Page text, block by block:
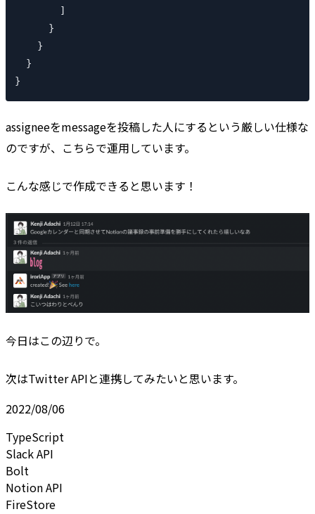
        ]
      }
    }
  }
}
assigneeをmessageを投稿した人にするという厳しい仕様な
のですが、こちらで運用しています。
こんな感じで作成できると思います！
今日はこの辺りで。
次はTwitter APIと連携してみたいと思います。
2022/08/06
TypeScript
Slack API
Bolt
Notion API
FireStore